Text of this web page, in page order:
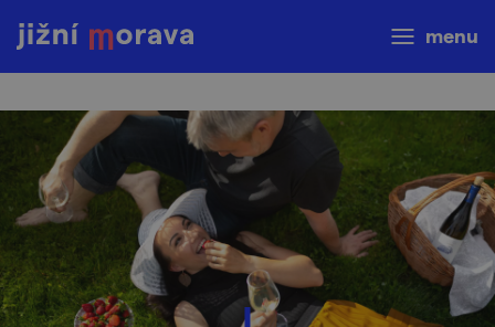
menu